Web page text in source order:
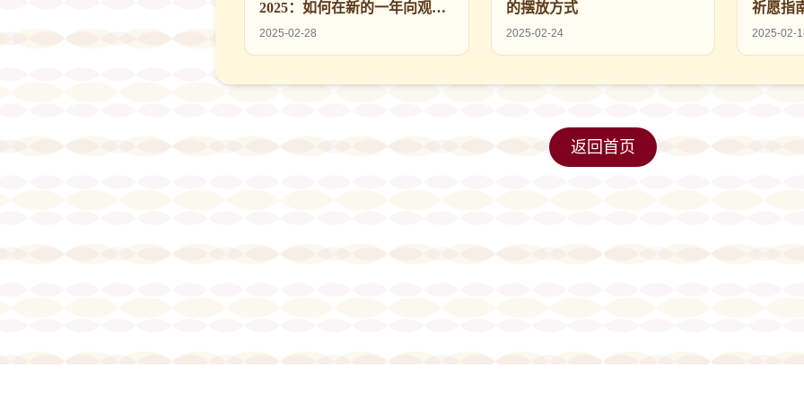
2025：如何在新的一年向观音
菩萨祈愿财富与顺利
2025-02-28
的摆放方式
2025-02-24
祈愿指
2025-02-
返回首页